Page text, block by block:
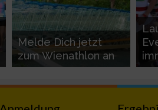
Melde Dich jetzt
zum Wienathlon an